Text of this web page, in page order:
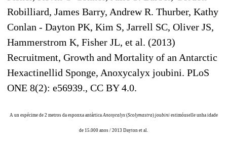
A un espécime de 2 metros da esponxa antárticaAnoxycalyx(Scolymastra) joubiniestimóuselle unha idade
de 15.000 anos / 2013 Dayton et al.